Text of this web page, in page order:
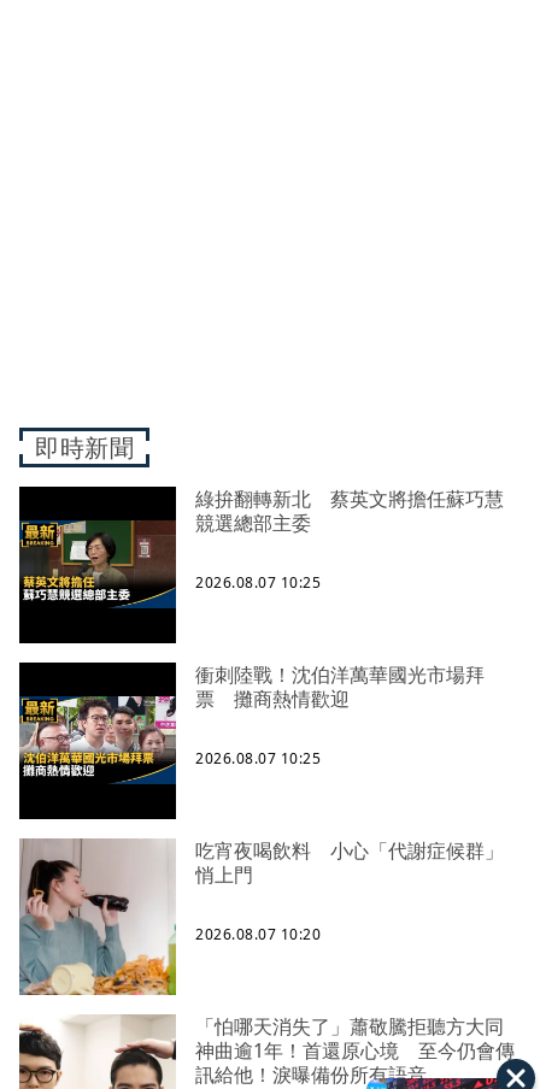
即時新聞
綠拚翻轉新北 蔡英文將擔任蘇巧慧
競選總部主委
2026.08.07 10:25
衝刺陸戰！沈伯洋萬華國光市場拜
票 攤商熱情歡迎
2026.08.07 10:25
吃宵夜喝飲料 小心「代謝症候群」
悄上門
2026.08.07 10:20
「怕哪天消失了」蕭敬騰拒聽方大同
神曲逾1年！首還原心境 至今仍會傳
訊給他！淚曝備份所有語音